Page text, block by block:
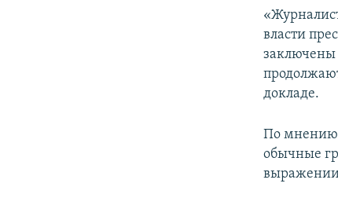
власти
заключены
докладе.
По мнению
обычные
выражении